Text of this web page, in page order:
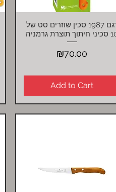
Quick View
דגם 1987 סכין שוזרים סט של
תוצרת גרמניה
Price
₪70.00
Add to Cart